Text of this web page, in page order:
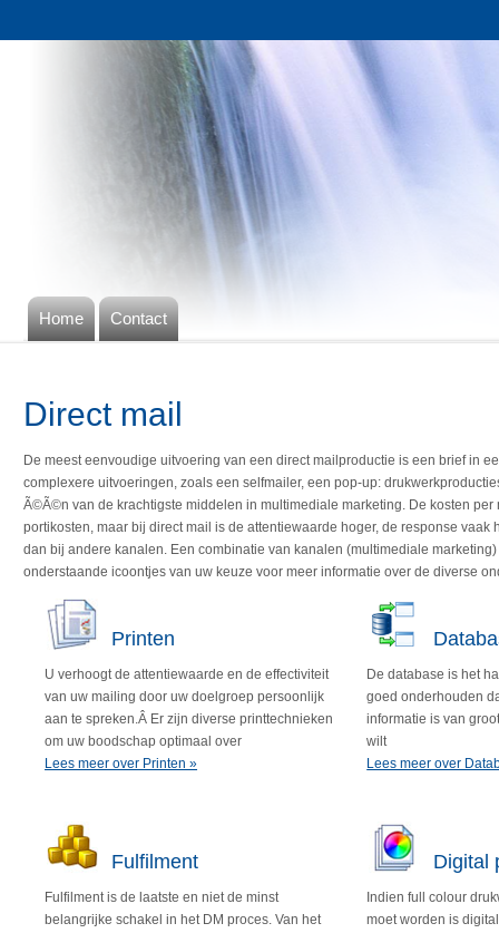
Home Contact
Direct mail
De meest eenvoudige uitvoering van een direct mailproductie is een brief in
complexere uitvoeringen, zoals een selfmailer, een pop-up:
Ã©Ã©n van de krachtigste middelen in multimediale marketing. De kosten
portikosten, maar bij direct mail is de attentiewaarde hoger, de response
dan bij andere kanalen. Een combinatie van kanalen (multimediale
onderstaande icoontjes van uw keuze voor meer informatie over de diverse
Printen
U verhoogt de attentiewaarde en de effectiviteit
van uw mailing door uw doelgroep persoonlijk
aan te spreken.Â Er zijn diverse printtechnieken
om uw boodschap optimaal over
Lees meer over Printen »
De database is het
goed onderhouden
informatie is van
wilt
Lees meer over
Fulfilment
Fulfilment is de laatste en niet de minst
belangrijke schakel in het DM proces. Van het
Digital
Indien full colour
moet worden is